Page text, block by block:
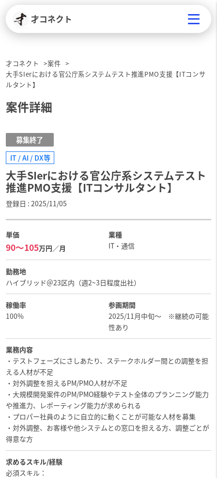
才コネクト
才コネクト
案件
大手SIerにおける官公庁系システムテスト推進PMO支援【ITコンサ
ルタント】
案件詳細
募集終了
IT / AI / DX等
大手SIerにおける官公庁系システムテスト
推進PMO支援【ITコンサルタント】
登録日 2025/11/05
単価
90〜105万円／月
業種
IT・通信
勤務地
ハイブリッド＠23区内（週2~3日程度出社）
稼働率
100%
参画期間
2025/11月中旬～ ※継続の可能
性あり
業務内容
・テストフェーズにさしあたり、ステークホルダー間との調整を担
える人材が不足
・対外調整を担えるPM/PMO人材が不足
・大規模開発案件のPM/PMO経験やテスト全体のプランニング能力
や推進力、レポーティング能力が求められる
・プロパー社員のように自立的に動くことが可能な人材を募集
・対外調整、お客様や他システムとの窓口を担える方、調整ごとが
得意な方
求めるスキル/経験
必須スキル：